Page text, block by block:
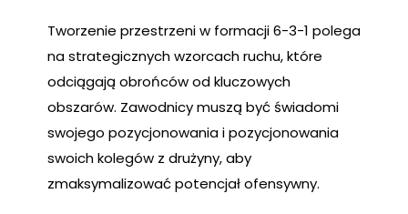
Tworzenie przestrzeni w formacji 6-3-1 polega
na strategicznych wzorcach ruchu, które
odciągają obrońców od kluczowych
obszarów. Zawodnicy muszą być świadomi
swojego pozycjonowania i pozycjonowania
swoich kolegów z drużyny, aby
zmaksymalizować potencjał ofensywny.